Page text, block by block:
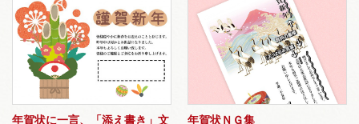
年賀状に一言、「添え書き」文
年賀状ＮＧ集